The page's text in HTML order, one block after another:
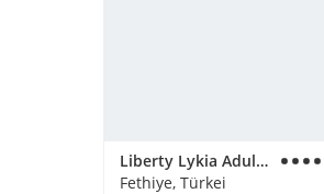
Liberty Lykia Adults Only
Fethiye, Türkei